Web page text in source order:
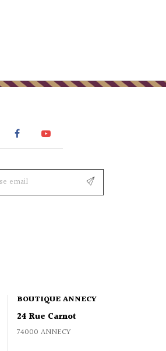
Instagram Facebook
BOUTIQUE ANNECY
24 Rue Carnot
74000 ANNECY